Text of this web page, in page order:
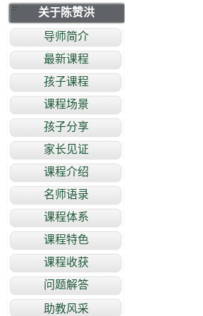
关于陈赞洪
导师简介
最新课程
孩子课程
课程场景
孩子分享
家长见证
课程介绍
名师语录
课程体系
课程特色
课程收获
问题解答
助教风采